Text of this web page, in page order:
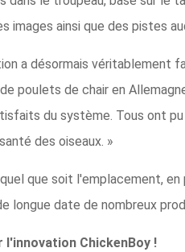
ainsi que des pistes
a désormais véritablement
poulets de chair en
du système. Tous ont
des oiseaux. »
que soit l'emplacement,
longue date de nombreux
l'innovation ChickenBoy !